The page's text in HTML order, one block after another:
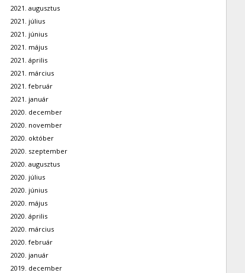
2021. augusztus
2021. július
2021. június
2021. május
2021. április
2021. március
2021. február
2021. január
2020. december
2020. november
2020. október
2020. szeptember
2020. augusztus
2020. július
2020. június
2020. május
2020. április
2020. március
2020. február
2020. január
2019. december